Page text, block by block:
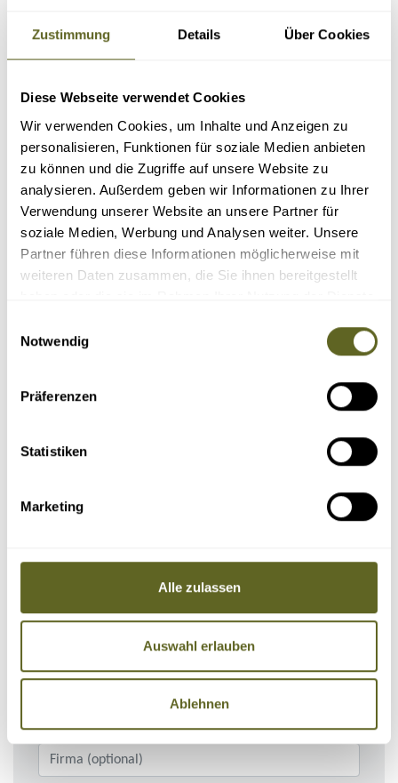
Zustimmung Details Über Cookies
Diese Webseite verwendet Cookies
Wir verwenden Cookies, um Inhalte und Anzeigen zu
personalisieren, Funktionen für soziale Medien anbieten
zu können und die Zugriffe auf unsere Website zu
analysieren. Außerdem geben wir Informationen zu Ihrer
Verwendung unserer Website an unsere Partner für
soziale Medien, Werbung und Analysen weiter. Unsere
Partner führen diese Informationen möglicherweise mit
weiteren Daten zusammen, die Sie ihnen bereitgestellt
Notwendig
Präferenzen
Statistiken
Marketing
Alle zulassen
Auswahl erlauben
Ablehnen
KONTAKTDATEN